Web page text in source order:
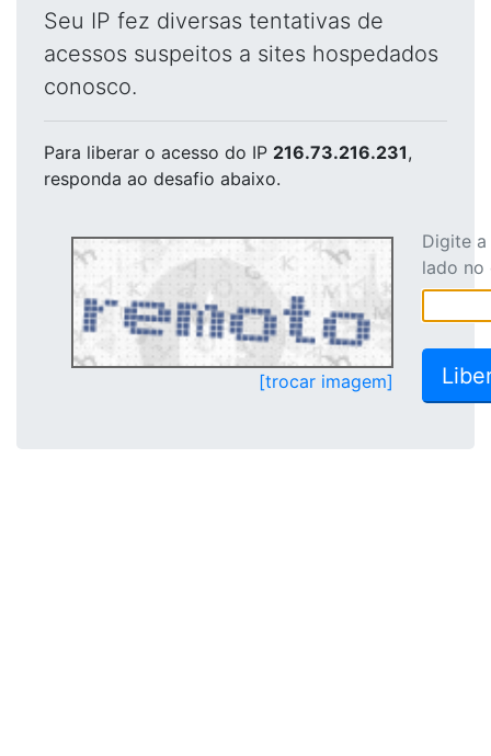
Seu IP fez diversas tentativas de
acessos suspeitos a sites hospedados
conosco.
Para liberar o acesso do IP 216.73.216.231,
responda ao desafio abaixo.
[trocar imagem]
Digite
lado no